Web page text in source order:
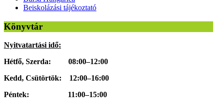
Beiskolázási tájékoztató
Könyvtár
Nyitvatartási idő:
Hétfő, Szerda: 08:00–12:00
Kedd, Csütörtök: 12:00–16:00
Péntek: 11:00–15:00